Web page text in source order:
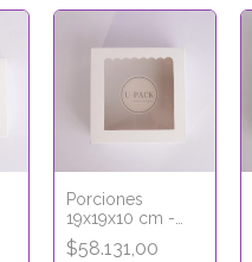
Porciones
19x19x10 cm -
LÍNEA PREMIUM
$58.131,00